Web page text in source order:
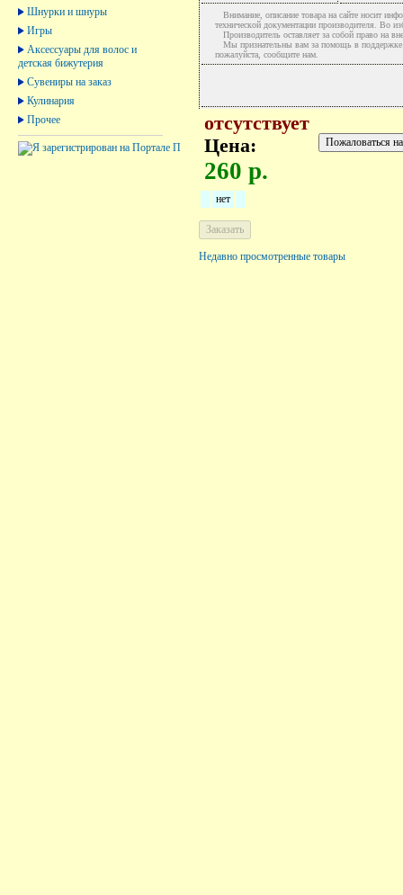
Шнурки и шнуры
Игры
Аксессуары для волос и
детская бижутерия
Сувениры на заказ
Кулинария
Прочее
Внимание, описание товара на сайте носит
технической документации производителя. Во
Производитель оставляет за собой право на
Мы признательны вам за помощь в поддержке
пожалуйста, сообщите нам.
отсутствует
Цена:
260 р.
нет
Недавно просмотренные товары